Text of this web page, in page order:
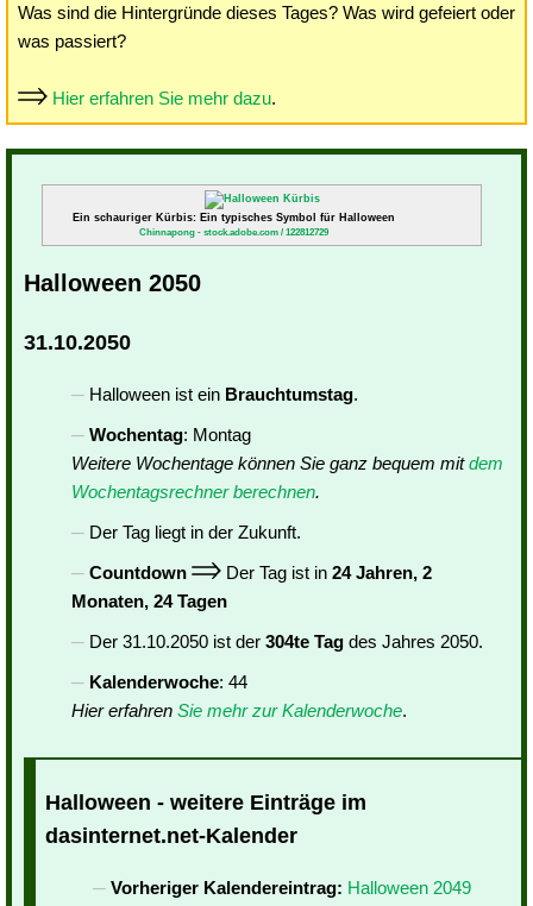
Was sind die Hintergründe dieses Tages? Was wird gefeiert oder
was passiert?
Hier erfahren Sie mehr dazu.
Ein schauriger Kürbis: Ein typisches Symbol für Halloween
Chinnapong - stock.adobe.com / 122812729
Halloween 2050
31.10.2050
Halloween ist ein Brauchtumstag.
Wochentag: Montag
Weitere Wochentage können Sie ganz bequem mitdem
Wochentagsrechner berechnen.
Der Tag liegt in der Zukunft.
Countdown
Der Tag ist in 24 Jahren, 2
Monaten, 24 Tagen
Der 31.10.2050 ist der 304te Tag des Jahres 2050.
Kalenderwoche: 44
Hier erfahren Sie mehr zur Kalenderwoche.
Halloween - weitere Einträge im
dasinternet.net-Kalender
Vorheriger Kalendereintrag: Halloween 2049